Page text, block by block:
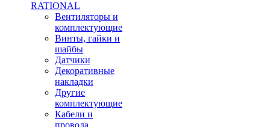
RATIONAL
Вентиляторы и
комплектующие
Винты, гайки и
шайбы
Датчики
Декоративные
накладки
Другие
комплектующие
Кабели и
провода